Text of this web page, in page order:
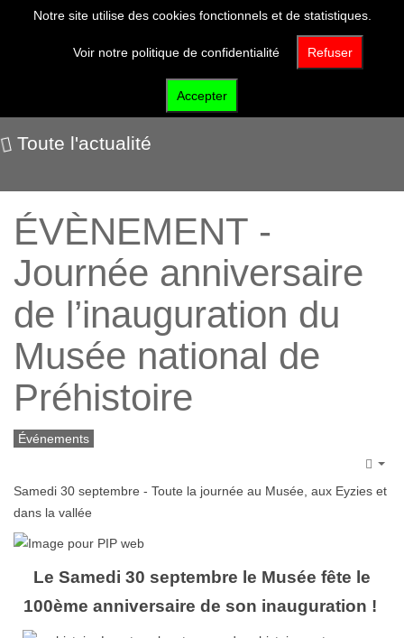
Nos événements
Toute l'actualité
ÉVÈNEMENT -
Journée anniversaire
de l’inauguration du
Musée national de
Préhistoire
Événements
Samedi 30 septembre - Toute la journée au Musée, aux Eyzies et
dans la vallée
Le Samedi 30 septembre le Musée fête le
100ème anniversaire de son inauguration !
Notre site utilise des cookies fonctionnels et de statistiques.
Voir notre politique de confidentialité Refuser
Accepter